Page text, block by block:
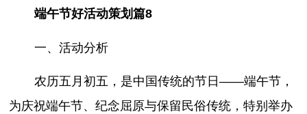
端午节好活动策划篇8
一、活动分析
农历五月初五，是中国传统的节日——端午节，
为庆祝端午节、纪念屈原与保留民俗传统，特别举办